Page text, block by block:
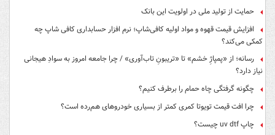
حمایت از تولید ملی در اولویت این بانک
افزایش قیمت قهوه و مواد اولیه کافی‌شاپ؛ نرم افزار حسابداری کافی شاپ چه
کمکی می‌کند؟
رسانه؛ از «پمپاژِ خشم» تا «تریبونِ تاب‌آوری» / چرا جامعه امروز به سوادِ هیجانی
نیاز دارد؟
چگونه گرفتگی چاه حمام را برطرف کنیم؟
چرا افت قیمت تویوتا کمری کمتر از بسیاری خودروهای هم‌رده است؟
چاپ uv dtf چیست؟